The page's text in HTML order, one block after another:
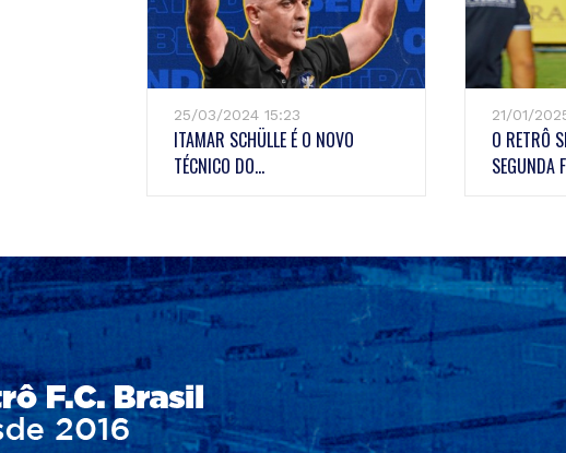
25/03/2024 15:23
ITAMAR SCHÜLLE É O NOVO
TÉCNICO DO...
21/01/
O RETRÔ
SEGUNDA